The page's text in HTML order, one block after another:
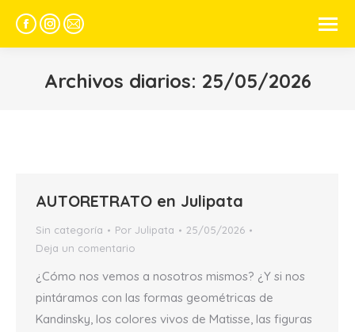
Facebook
opens
Instagram
opens
Mail
opens
Archivos diarios: 25/05/2026
AUTORETRATO en Julipata
Sin categoría Por Julipata
25/05/2026
Deja un comentario
¿Cómo nos vemos a nosotros mismos? ¿Y si nos
pintáramos con las formas geométricas de
Kandinsky, los colores vivos de Matisse, las figuras